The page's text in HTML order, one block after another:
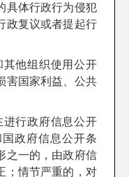
具体行政行为侵犯
政复议或者提起行
其他组织使用公开
害国家利益、公共
进行政府信息公开
政府信息公开条
之一的，由政府信
；情节严重的，对